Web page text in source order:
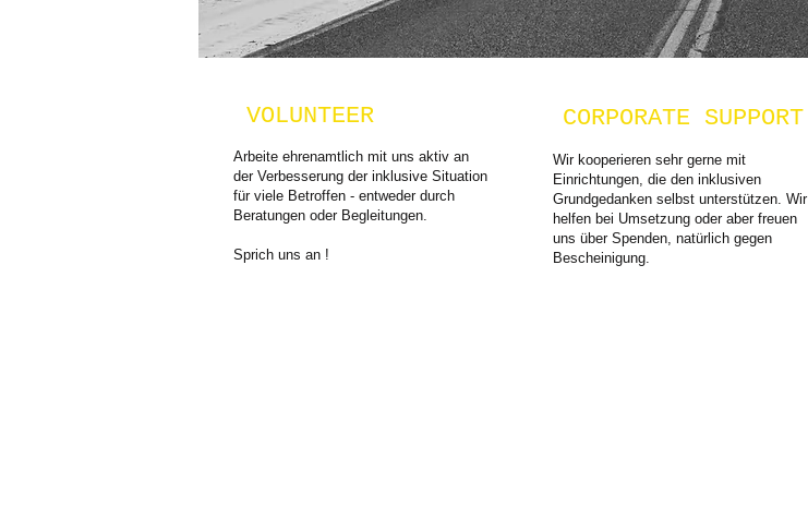
VOLUNTEER
Arbeite ehrenamtlich mit uns aktiv an
der Verbesserung der inklusive Situation
für viele Betroffen - entweder durch
Beratungen oder Begleitungen.
Sprich uns an !
CORPORATE SUPPORT
Wir kooperieren sehr gerne mit
Einrichtungen, die den inklusiven
Grundgedanken selbst unterstützen. Wir
helfen bei Umsetzung oder aber freuen
uns über Spenden, natürlich gegen
Bescheinigung.